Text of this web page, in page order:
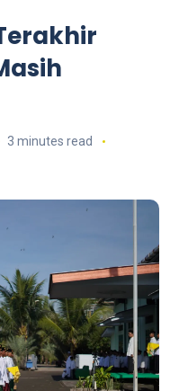
3 minutes read